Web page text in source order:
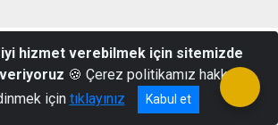
hizmet verebilmek için sitemizde
🍪 Çerez politikamız hakkında
için tıklayınız Kabul et